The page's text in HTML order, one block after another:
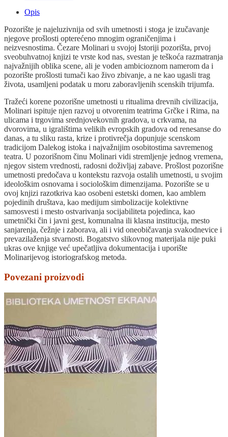
Opis
Pozorište je najeluzivnija od svih umetnosti i stoga je izučavanje
njegove prošlosti opterećeno mnogim ograničenjima i
neizvesnostima. Čezare Molinari u svojoj Istoriji pozorišta, prvoj
sveobuhvatnoj knjizi te vrste kod nas, svestan je teškoća razmatranja
najvažnijih oblika scene, ali je voden ambicioznom namerom da i
pozorište prošlosti tumači kao živo zbivanje, a ne kao ugasli trag
života, usamljeni podatak u moru zaboravljenih scenskih trijumfa.
Tražeći korene pozorišne umetnosti u ritualima drevnih civilizacija,
Molinari ispituje njen razvoj u otvorenim teatrima Grčke i Rima, na
ulicama i trgovima srednjovekovnih gradova, u crkvama, na
dvorovima, u igralištima velikih evropskih gradova od renesanse do
danas, a tu sliku rasta, krize i protivrečja dopunjuje scenskom
tradicijom Dalekog istoka i najvažnijim osobitostima savremenog
teatra. U pozorišnom činu Molinari vidi stremljenje jednog vremena,
njegov sistem vrednosti, radosni doživljaj zabave. Prošlost pozorišne
umetnosti predočava u kontekstu razvoja ostalih umetnosti, u svojim
ideološkim osnovama i sociološkim dimenzijama. Pozorište se u
ovoj knjizi razotkriva kao osobeni estetski domen, kao amblem
pojedinih društava, kao medijum simbolizacije kolektivne
samosvesti i mesto ostvarivanja socijabiliteta pojedinca, kao
umetnički čin i javni gest, komunalna ili klasna institucija, mesto
sanjarenja, čežnje i zaborava, ali i vid oneobičavanja svakodnevice i
prevazilaženja stvarnosti. Bogatstvo slikovnog materijala nije puki
ukras ove knjige već upečatljiva dokumentacija i uporište
Molinarijevog istoriografskog metoda.
Povezani proizvodi